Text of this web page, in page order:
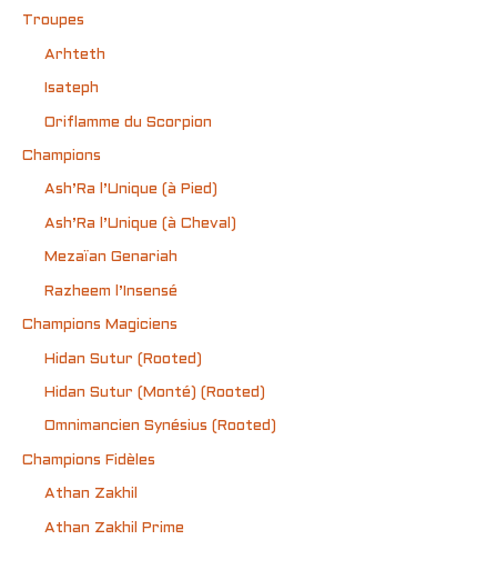
Troupes
Arhteth
Isateph
Oriflamme du Scorpion
Champions
Ash’Ra l’Unique (à Pied)
Ash’Ra l’Unique (à Cheval)
Mezaïan Genariah
Razheem l’Insensé
Champions Magiciens
Hidan Sutur (Rooted)
Hidan Sutur (Monté) (Rooted)
Omnimancien Synésius (Rooted)
Champions Fidèles
Athan Zakhil
Athan Zakhil Prime